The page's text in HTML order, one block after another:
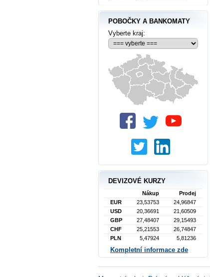
POBOČKY A BANKOMATY
Vyberte kraj:
DEVIZOVÉ KURZY
Nákup
Prodej
EUR
23,53753
24,96847
USD
20,36691
21,60509
GBP
27,48407
29,15493
CHF
25,21553
26,74847
PLN
5,47924 5,81236
Kompletní informace zde